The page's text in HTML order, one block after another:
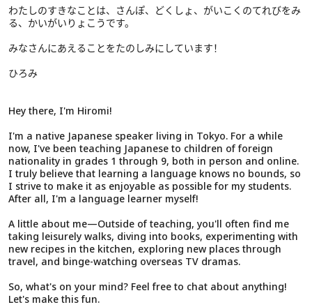
わたしのすきなことは、さんぽ、どくしょ、がいこくのてれびをみ
る、かいがいりょこうです。
みなさんにあえることをたのしみにしています！
ひろみ
Hey there, I'm Hiromi!
I'm a native Japanese speaker living in Tokyo. For a while
now, I've been teaching Japanese to children of foreign
nationality in grades 1 through 9, both in person and online.
I truly believe that learning a language knows no bounds, so
I strive to make it as enjoyable as possible for my students.
After all, I'm a language learner myself!
A little about me—Outside of teaching, you'll often find me
taking leisurely walks, diving into books, experimenting with
new recipes in the kitchen, exploring new places through
travel, and binge-watching overseas TV dramas.
So, what's on your mind? Feel free to chat about anything!
Let's make this fun.